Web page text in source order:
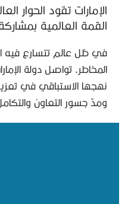
الإمارات تقود الحوار
القمة العالمية بمشاركة 64
في ظل عالم تتسارع فيه
المخاطر، تواصل دولة
نهجها الاستباقي في
ومدّ جسور التعاون